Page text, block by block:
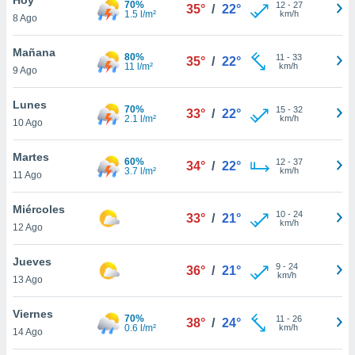
en
más
nuestra
de
cookies
aceptar
8 Ago
70%
1.5 l/m²
35° / 22° 12- 27
km/h
Mañana
9 Ago
80%
11 l/m²
35° / 22° 11 - 33
km/h
Lunes
10 Ago
70%
2.1 l/m²
33° / 22° 15- 32
km/h
Martes
11 Ago
60%
3.7 l/m²
34° / 22° 12- 37
km/h
Miércoles
12 Ago
33° / 21° 10- 24
km/h
Jueves
13 Ago
36° / 21° 9- 24
km/h
Viernes
14 Ago
70%
0.6 l/m²
38° / 24° 11 - 26
km/h